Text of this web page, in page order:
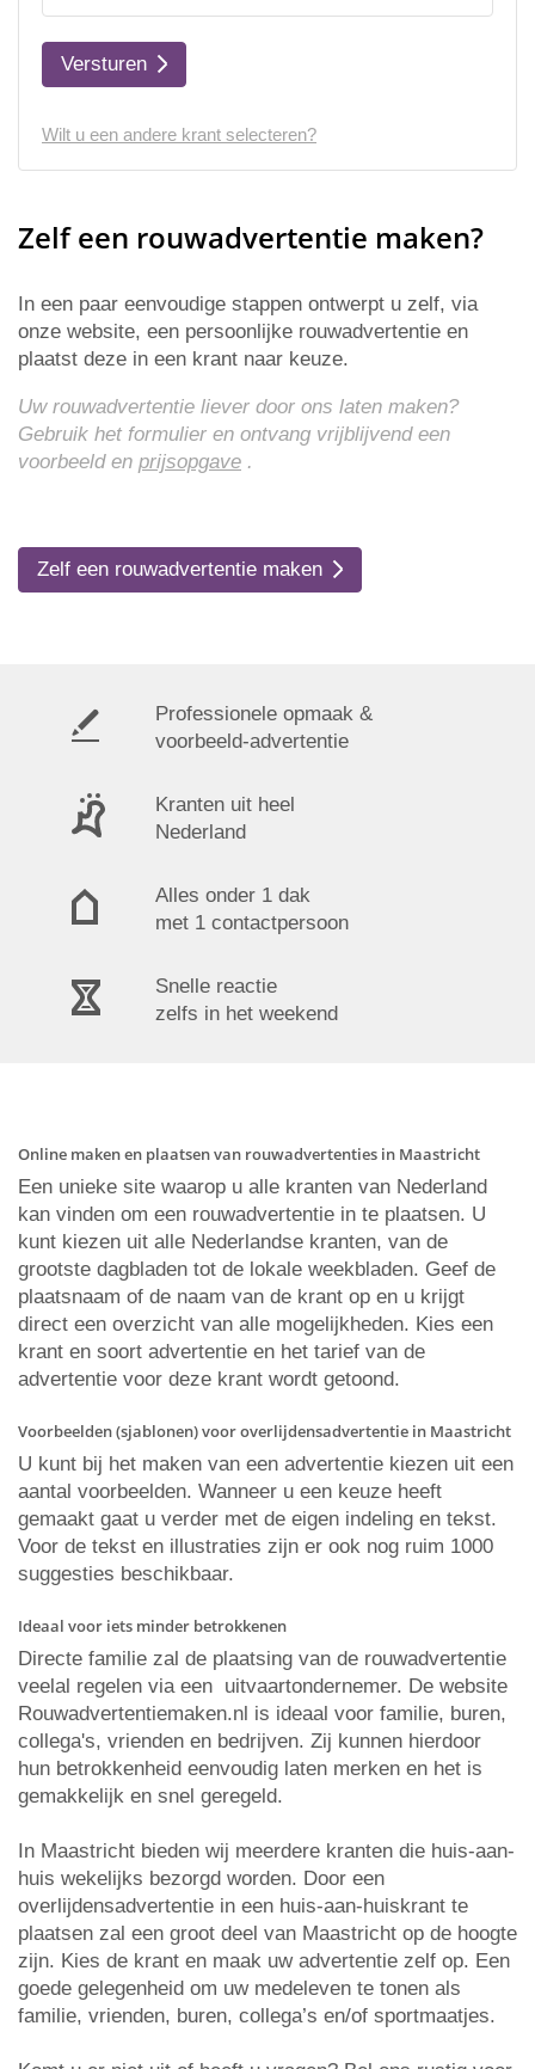
Versturen
Wilt u een andere krant selecteren?
Zelf een rouwadvertentie maken?
In een paar eenvoudige stappen ontwerpt u zelf, via
onze website, een persoonlijke rouwadvertentie en
plaatst deze in een krant naar keuze.
Uw rouwadvertentie liever door ons laten maken?
Gebruik het formulier en ontvang vrijblijvend een
voorbeeld en prijsopgave .
Zelf een rouwadvertentie maken
Professionele opmaak &
voorbeeld-advertentie
Kranten uit heel
Nederland
Alles onder 1 dak
met 1 contactpersoon
Snelle reactie
zelfs in het weekend
Online maken en plaatsen van rouwadvertenties in Maastricht
Een unieke site waarop u alle kranten van Nederland
kan vinden om een rouwadvertentie in te plaatsen. U
kunt kiezen uit alle Nederlandse kranten, van de
grootste dagbladen tot de lokale weekbladen. Geef de
plaatsnaam of de naam van de krant op en u krijgt
direct een overzicht van alle mogelijkheden. Kies een
krant en soort advertentie en het tarief van de
advertentie voor deze krant wordt getoond.
Voorbeelden (sjablonen) voor overlijdensadvertentie in Maastricht
U kunt bij het maken van een advertentie kiezen uit een
aantal voorbeelden. Wanneer u een keuze heeft
gemaakt gaat u verder met de eigen indeling en tekst.
Voor de tekst en illustraties zijn er ook nog ruim 1000
suggesties beschikbaar.
Ideaal voor iets minder betrokkenen
Directe familie zal de plaatsing van de rouwadvertentie
veelal regelen via een uitvaartondernemer. De website
Rouwadvertentiemaken.nl is ideaal voor familie, buren,
collega's, vrienden en bedrijven. Zij kunnen hierdoor
hun betrokkenheid eenvoudig laten merken en het is
gemakkelijk en snel geregeld.
In Maastricht bieden wij meerdere kranten die huis-aan-
huis wekelijks bezorgd worden. Door een
overlijdensadvertentie in een huis-aan-huiskrant te
plaatsen zal een groot deel van Maastricht op de hoogte
zijn. Kies de krant en maak uw advertentie zelf op. Een
goede gelegenheid om uw medeleven te tonen als
familie, vrienden, buren, collega’s en/of sportmaatjes.